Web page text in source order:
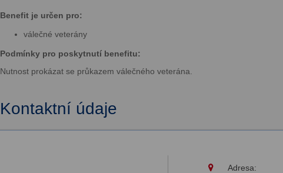
Benefit je určen pro:
válečné veterány
Podmínky pro poskytnutí benefitu:
Nutnost prokázat se průkazem válečného veterána.
Kontaktní údaje
Adresa: